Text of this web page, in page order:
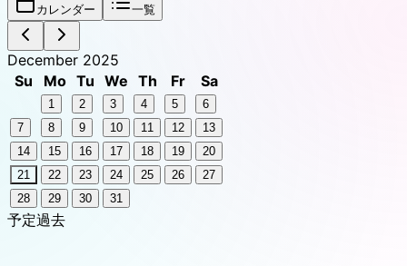
カレンダー 一覧
December 2025
Su
Mo Tu We Th Fr Sa
1 2 3 4 5
6
7
8 9 10 11 12
13
14
15 16 17 18 19
20
21
22 23 24 25 26
27
28
29 30 31
予定過去